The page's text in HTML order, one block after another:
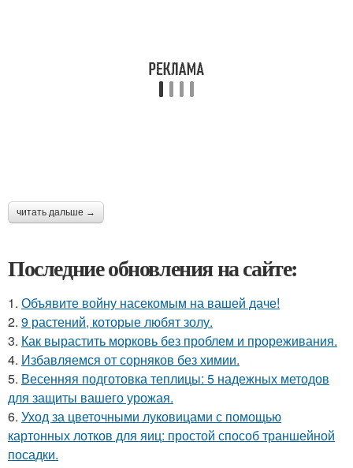
читать дальше →
Последние обновления на сайте:
1. Объявите войну насекомым на вашей даче!
2. 9 растений, которые любят золу.
3. Как вырастить морковь без проблем и прореживания.
4. Избавляемся от сорняков без химии.
5. Весенняя подготовка теплицы: 5 надежных методов
для защиты вашего урожая.
6. Уход за цветочными луковицами с помощью
картонных лотков для яиц: простой способ траншейной
посадки.